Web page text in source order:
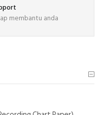
membantu anda